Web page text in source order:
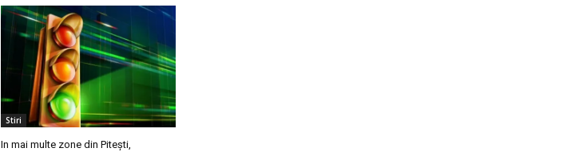
Stiri
In mai multe zone din Pitești,